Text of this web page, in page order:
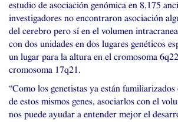
estudio de asociación genómica en 8,175
investigadores no encontraron asociación
del cerebro pero sí en el volumen
con dos unidades en dos lugares genéticos
un lugar para la altura en el cromosoma
cromosoma 17q21.
“Como los genetistas ya están
de estos mismos genes, asociarlos con el
nos puede ayudar a entender mejor el